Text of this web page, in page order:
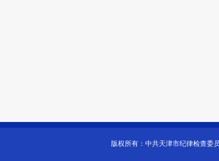
版权所有： 中共天津市纪律检查委